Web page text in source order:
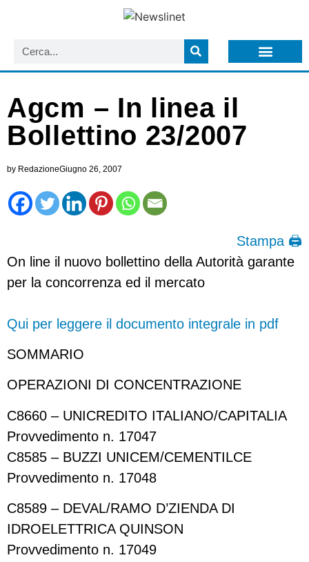
Agcm – In linea il
Bollettino 23/2007
by RedazioneGiugno 26, 2007
Stampa 🖨
On line il nuovo bollettino della Autorità garante
per la concorrenza ed il mercato
Qui per leggere il documento integrale in pdf
SOMMARIO
OPERAZIONI DI CONCENTRAZIONE
C8660 – UNICREDITO ITALIANO/CAPITALIA
Provvedimento n. 17047
C8585 – BUZZI UNICEM/CEMENTILCE
Provvedimento n. 17048
C8589 – DEVAL/RAMO D’ZIENDA DI
IDROELETTRICA QUINSON
Provvedimento n. 17049